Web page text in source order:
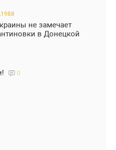
не замечает
в Донецкой
0